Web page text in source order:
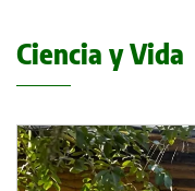
Ciencia y Vida